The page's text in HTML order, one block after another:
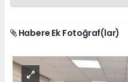
Habere Ek Fotoğraf(lar)